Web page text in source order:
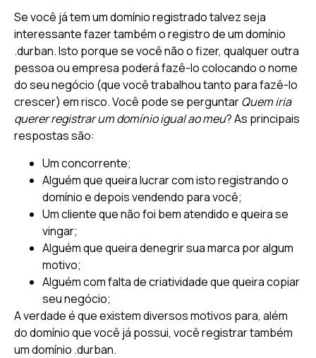
Se você já tem um domínio registrado talvez seja
interessante fazer também o registro de um domínio
.durban. Isto porque se você não o fizer, qualquer outra
pessoa ou empresa poderá fazê-lo colocando o nome
do seu negócio (que você trabalhou tanto para fazê-lo
crescer) em risco. Você pode se perguntarQuem iria
querer registrar um domínio igual ao meu? As principais
respostas são:
Um concorrente;
Alguém que queira lucrar com isto registrando o
domínio e depois vendendo para você;
Um cliente que não foi bem atendido e queira se
vingar;
Alguém que queira denegrir sua marca por algum
motivo;
Alguém com falta de criatividade que queira copiar
seu negócio;
A verdade é que existem diversos motivos para, além
do domínio que você já possui, você registrar também
um domínio .durban.